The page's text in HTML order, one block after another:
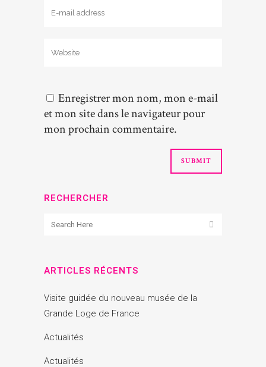
Enregistrer mon nom, mon e-mail
et mon site dans le navigateur pour
mon prochain commentaire.
RECHERCHER
ARTICLES RÉCENTS
Visite guidée du nouveau musée de la
Grande Loge de France
Actualités
Actualités